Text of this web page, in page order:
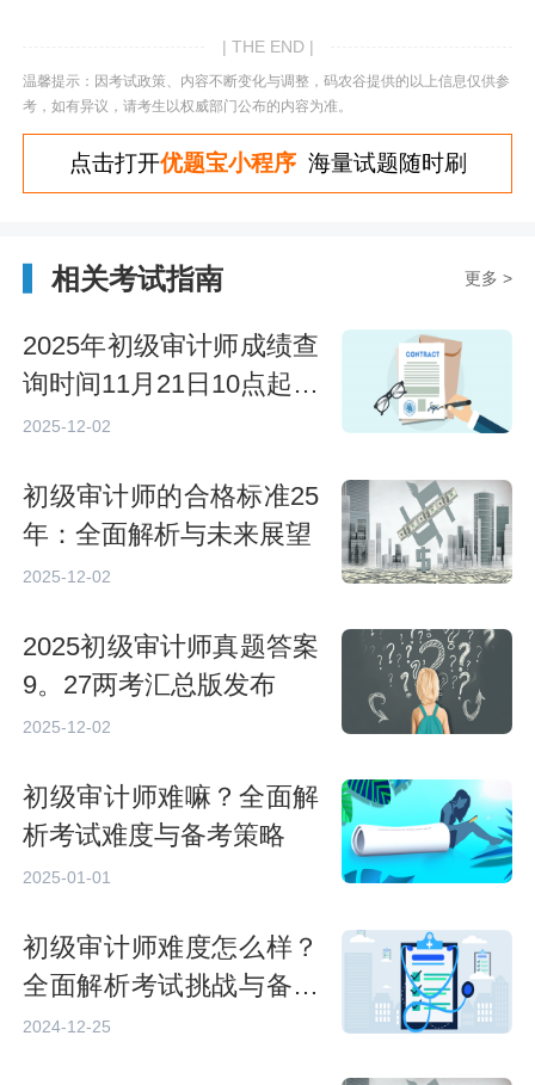
| THE END |
温馨提示：因考试政策、内容不断变化与调整，码农谷提供的以上信息仅供参
考，如有异议，请考生以权威部门公布的内容为准。
点击打开优题宝小程序海量试题随时刷
相关考试指南 更多 >
2025年初级审计师成绩查
询时间11月21日10点起，
附查分指南
2025-12-02
初级审计师的合格标准25
年：全面解析与未来展望
2025-12-02
2025初级审计师真题答案
9。27两考汇总版发布
2025-12-02
初级审计师难嘛？全面解
析考试难度与备考策略
2025-01-01
初级审计师难度怎么样？
全面解析考试挑战与备考
策略
2024-12-25